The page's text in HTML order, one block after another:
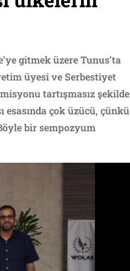
gitmek üzere Tunus’ta
üyesi ve Serbestiyet
tartışmasız şekilde
çok üzücü, çünkü
bir sempozyum